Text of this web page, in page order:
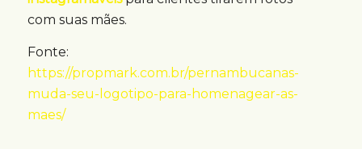
com suas mães.
Fonte:
https://propmark.com.br/pernambucanas-
muda-seu-logotipo-para-homenagear-as-
maes/